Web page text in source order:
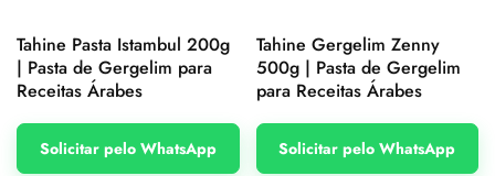
Tahine Pasta Istambul 200g
| Pasta de Gergelim para
Receitas Árabes
Solicitar pelo WhatsApp
Tahine Gergelim Zenny
500g | Pasta de Gergelim
para Receitas Árabes
Solicitar pelo WhatsApp